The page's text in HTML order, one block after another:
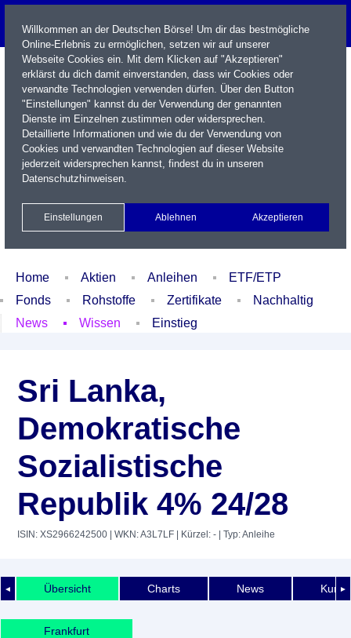
Name / WKN / ISIN / Kürzel
Xetra Realtime
Watchlist Portfolio Login
Home Aktien Anleihen
ETF/ETP
Fonds
Rohstoffe Zertifikate
Nachhaltig
News
Wissen Einstieg
Sri Lanka,
Demokratische
Sozialistische
Republik 4% 24/28
ISIN: XS2966242500 | WKN: A3L7LF | Kürzel: - | Typ: Anleihe
◄ ►
Übersicht Charts News
Frankfurt
Willkommen an der Deutschen Börse! Um dir das bestmögliche
Online-Erlebnis zu ermöglichen, setzen wir auf unserer
Webseite Cookies ein. Mit dem Klicken auf "Akzeptieren"
erklärst du dich damit einverstanden, dass wir Cookies oder
verwandte Technologien verwenden dürfen. Über den Button
"Einstellungen" kannst du der Verwendung der genannten
Dienste im Einzelnen zustimmen oder widersprechen.
Detaillierte Informationen und wie du der Verwendung von
Cookies und verwandten Technologien auf dieser Website
jederzeit widersprechen kannst, findest du in unseren
Datenschutzhinweisen.
Einstellungen Ablehnen Akzeptieren